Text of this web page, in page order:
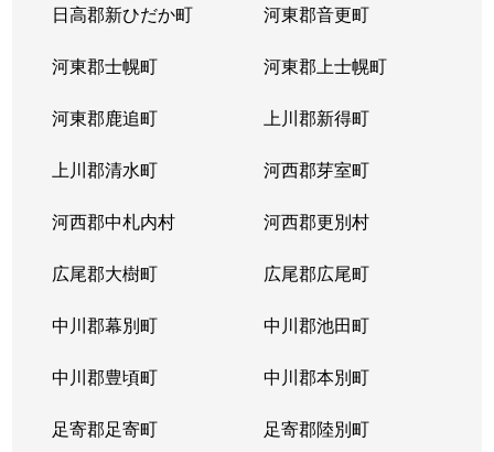
日高郡新ひだか町 河東郡音更町
河東郡士幌町 河東郡上士幌町
河東郡鹿追町 上川郡新得町
上川郡清水町 河西郡芽室町
河西郡中札内村 河西郡更別村
広尾郡大樹町 広尾郡広尾町
中川郡幕別町 中川郡池田町
中川郡豊頃町 中川郡本別町
足寄郡足寄町 足寄郡陸別町